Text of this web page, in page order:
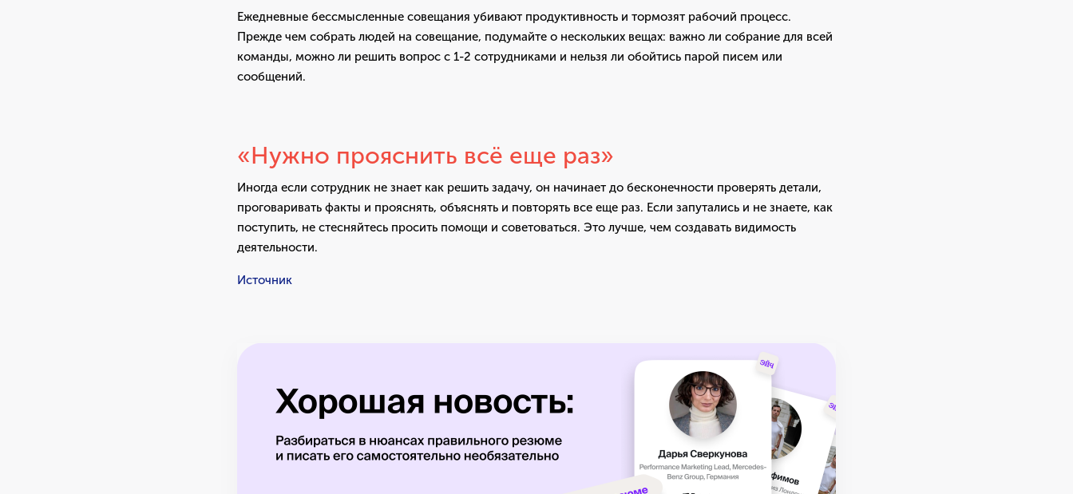
Ежедневные бессмысленные совещания убивают продуктивность и тормозят рабочий процесс.
Прежде чем собрать людей на совещание, подумайте о нескольких вещах: важно ли собрание для всей
команды, можно ли решить вопрос с 1-2 сотрудниками и нельзя ли обойтись парой писем или
сообщений.
«Нужно прояснить всё еще раз»
Иногда если сотрудник не знает как решить задачу, он начинает до бесконечности проверять детали,
проговаривать факты и прояснять, объяснять и повторять все еще раз. Если запутались и не знаете, как
поступить, не стесняйтесь просить помощи и советоваться. Это лучше, чем создавать видимость
деятельности.
Источник